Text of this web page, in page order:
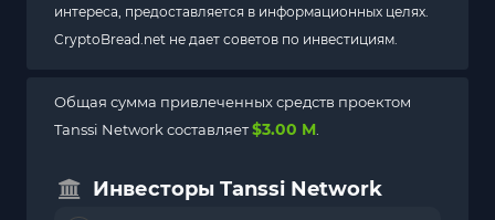
интереса, предоставляется в информационных целях.
CryptoBread.net не дает советов по инвестициям.
Общая сумма привлеченных средств проектом
Tanssi Network составляет$3.00 M
Инвесторы Tanssi Network